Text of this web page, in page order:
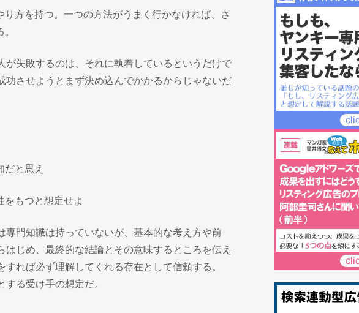
り方を持つ。一つの方法がうまく行かなければ、さ
が失敗するのは、それに執着しているというだけで
功させようとまず決め込んでかかるからじゃないだ
だと思え
をもつと想定せよ
門知識は持っていないが、基本的な考え方や前
じめ、最終的な結論とその意味するところを伝え
れば必ず理解してくれる存在として信頼する。
する受け手の想定だ。